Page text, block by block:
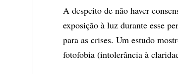
A despeito de não haver
exposição à luz durante esse
para as crises. Um estudo
fotofobia (intolerância à